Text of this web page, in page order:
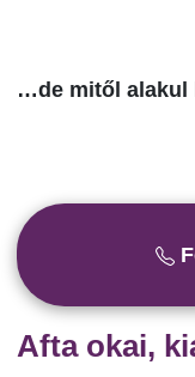
…de mitől alakul
Afta okai,